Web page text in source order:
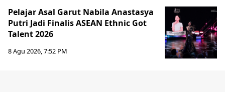
Pelajar Asal Garut Nabila Anastasya
Putri Jadi Finalis ASEAN Ethnic Got
Talent 2026
8 Agu 2026, 7:52 PM